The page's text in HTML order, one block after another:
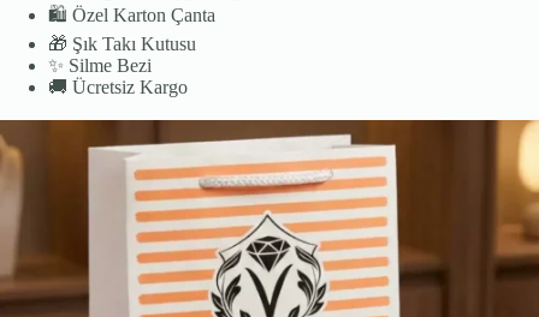
🛍️ Özel Karton Çanta
🎁 Şık Takı Kutusu
✨ Silme Bezi
🚚 Ücretsiz Kargo